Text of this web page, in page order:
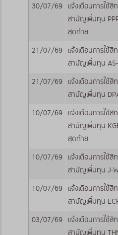
30/07/69 แจ้งเตือนการใช้
สามัญเพิ่มทุน
สุดท้าย
21/07/69 แจ้งเตือนการใช้
สามัญเพิ่มทุน
21/07/69 แจ้งเตือนการใช้
สามัญเพิ่มทุน
10/07/69 แจ้งเตือนการใช้
สามัญเพิ่มทุน
สุดท้าย
10/07/69 แจ้งเตือนการใช้
สามัญเพิ่มทุน J-
10/07/69 แจ้งเตือนการใช้
สามัญเพิ่มทุน
03/07/69 แจ้งเตือนการใช้